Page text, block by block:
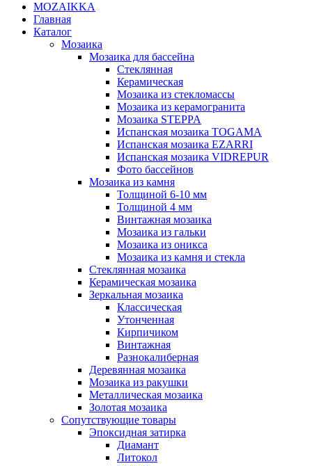
MOZAIKKA
Главная
Каталог
Мозаика
Мозаика для бассейна
Стеклянная
Керамическая
Мозаика из стекломассы
Мозаика из керамогранита
Мозаика STEPPA
Испанская мозаика TOGAMA
Испанская мозаика EZARRI
Испанская мозаика VIDREPUR
Фото бассейнов
Мозаика из камня
Толщиной 6-10 мм
Толщиной 4 мм
Винтажная мозаика
Мозаика из гальки
Мозаика из оникса
Мозаика из камня и стекла
Стеклянная мозаика
Керамическая мозаика
Зеркальная мозаика
Классическая
Утонченная
Кирпичиком
Винтажная
Разнокалиберная
Деревянная мозаика
Мозаика из ракушки
Металлическая мозаика
Золотая мозаика
Сопутствующие товары
Эпоксидная затирка
Диамант
Литокол